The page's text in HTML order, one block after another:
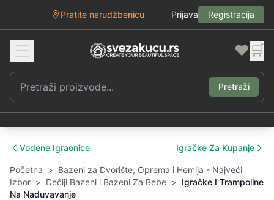
Pratite narudžbenicu Prijava Registracija
❤️ 🛒
Pretraži
Vodene Igraonice Igračke Za Kupanje
Početna > Bazeni za Dvorište, Oprema i Hemija - Najveći
Izbor > Dečiji Bazeni i Bazeni Za Bebe > Igračke I Trampoline
Na Naduvavanje